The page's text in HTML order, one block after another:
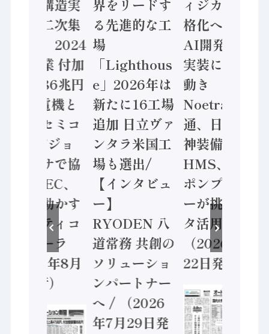
「経済構造実
態調査二次集
計結果」2024
年製造業 付加
価値額86兆円
/ 三菱電機と
ソニーセミコ
ン AIビジョ
ンセンサで協
業 / IDEC、
安全に動かす
セーフティコ
ントローラ
（2026年8月
5日発行）
界をリードす
る先進的な工
場
「Lighthous
e」2026年は
新たに16工場
追加 日立ヴァ
ンタラ米国工
場も選出/
【インタビュ
ー】
RYODEN 八
道常務 共創の
ソリューショ
ンパートナー
へ / （2026
年7月29日発
ィジカルAI本
格化へ 国産
AI開発や社会
実装に活発な
動き
Noetra、富士
通、日立 / 兵
神装備 ×
HMS、老舗
ポンプメーカ
ーが挑むデー
タ活用 など
（2026年7月
22日発行）